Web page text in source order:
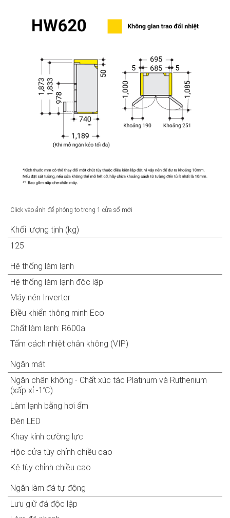
Click vào ảnh để phóng to trong 1 cửa sổ mới
Khối lượng tịnh (kg)
125
Hệ thống làm lạnh
Hệ thống làm lạnh độc lập
Máy nén Inverter
Điều khiển thông minh Eco
Chất làm lạnh: R600a
Tấm cách nhiệt chân không (VIP)
Ngăn mát
Ngăn chân không - Chất xúc tác Platinum và Ruthenium
(xấp xỉ -1℃)
Làm lạnh bằng hơi ẩm
Đèn LED
Khay kính cường lực
Hộc cửa tùy chỉnh chiều cao
Kệ tùy chỉnh chiều cao
Ngăn làm đá tự động
Lưu giữ đá độc lập